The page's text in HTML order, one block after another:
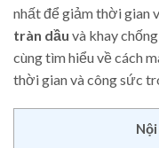
nhất để giảm thời gian
tràn dầu và khay
cùng tìm hiểu về cách
thời gian và công sức